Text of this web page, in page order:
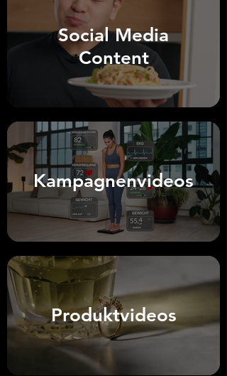
Social Media
Content
Kampagnenvideos
Produktvideos